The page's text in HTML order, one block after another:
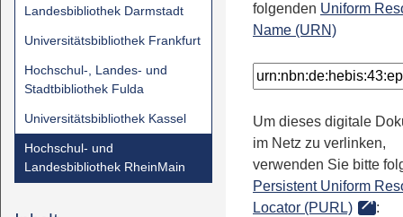
Landesbibliothek Darmstadt
Universitätsbibliothek Frankfurt
Hochschul-, Landes- und
Stadtbibliothek Fulda
Universitätsbibliothek Kassel
Hochschul- und
Landesbibliothek RheinMain
folgenden Uniform
Name (URN)
Um dieses digitale
im Netz zu verlinken,
verwenden Sie bitte
Persistent Uniform
Locator (PURL)
: